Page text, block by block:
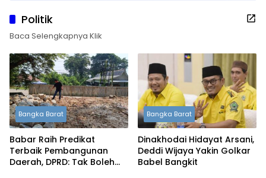
Politik
Baca Selengkapnya Klik
Bangka Barat
Babar Raih Predikat
Terbaik Pembangunan
Daerah, DPRD: Tak Boleh
Bangka Barat
Dinakhodai Hidayat Arsani,
Deddi Wijaya Yakin Golkar
Babel Bangkit